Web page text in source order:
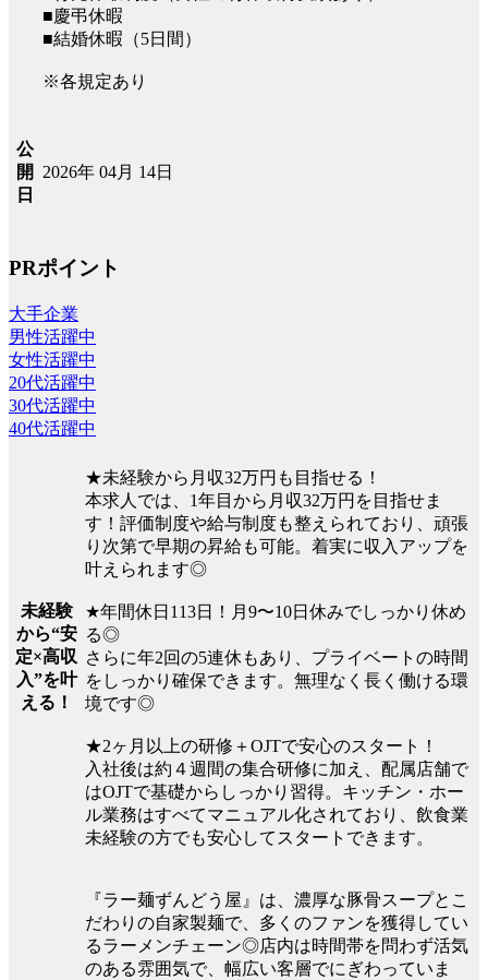
■慶弔休暇
■結婚休暇（5日間）
※各規定あり
公
開
日
2026年 04月 14日
PRポイント
大手企業
男性活躍中
女性活躍中
20代活躍中
30代活躍中
40代活躍中
未経験
から“安
定×高収
入”を叶
える！
★未経験から月収32万円も目指せる！
本求人では、1年目から月収32万円を目指せま
す！評価制度や給与制度も整えられており、頑張
り次第で早期の昇給も可能。着実に収入アップを
叶えられます◎
★年間休日113日！月9〜10日休みでしっかり休め
る◎
さらに年2回の5連休もあり、プライベートの時間
をしっかり確保できます。無理なく長く働ける環
境です◎
★2ヶ月以上の研修＋OJTで安心のスタート！
入社後は約４週間の集合研修に加え、配属店舗で
はOJTで基礎からしっかり習得。キッチン・ホー
ル業務はすべてマニュアル化されており、飲食業
未経験の方でも安心してスタートできます。
『ラー麺ずんどう屋』は、濃厚な豚骨スープとこ
だわりの自家製麺で、多くのファンを獲得してい
るラーメンチェーン◎店内は時間帯を問わず活気
のある雰囲気で、幅広い客層でにぎわっていま